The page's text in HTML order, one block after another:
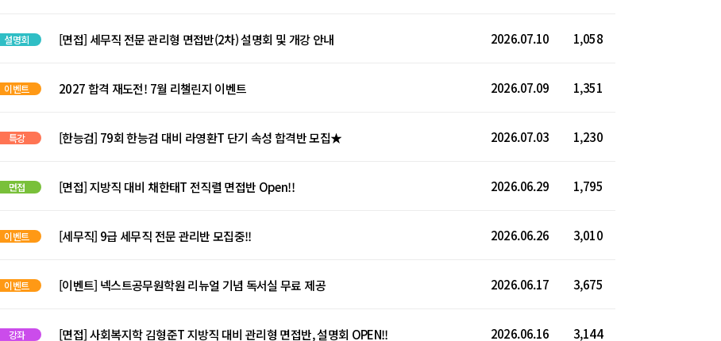
설명회 [면접] 세무직 전문 관리형 면접반(2차) 설명회 및 개강 안내 2026.07.10 1,058
이벤트 2027 합격 재도전! 7월 리챌린지 이벤트 2026.07.09 1,351
특강 [한능검] 79회 한능검 대비 라영환T 단기 속성 합격반 모집★ 2026.07.03 1,230
면접 [면접] 지방직 대비 채한태T 전직렬 면접반 Open!! 2026.06.29 1,795
이벤트 [세무직] 9급 세무직 전문 관리반 모집중!! 2026.06.26 3,010
이벤트 [이벤트] 넥스트공무원학원 리뉴얼 기념 독서실 무료 제공 2026.06.17 3,675
강좌 [면접] 사회복지학 김형준T 지방직 대비 관리형 면접반, 설명회 OPEN!! 2026.06.16 3,144